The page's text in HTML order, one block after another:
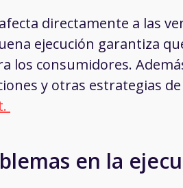
directamente a las
ejecución garantiza
los consumidores.
y otras estrategias
en la